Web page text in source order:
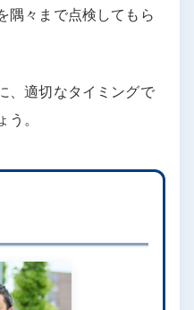
隅々まで点検してもら
、適切なタイミングで
。